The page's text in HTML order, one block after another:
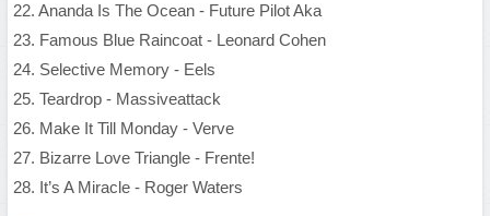
22. Ananda Is The Ocean - Future Pilot Aka
23. Famous Blue Raincoat - Leonard Cohen
24. Selective Memory - Eels
25. Teardrop - Massiveattack
26. Make It Till Monday - Verve
27. Bizarre Love Triangle - Frente!
28. It’s A Miracle - Roger Waters